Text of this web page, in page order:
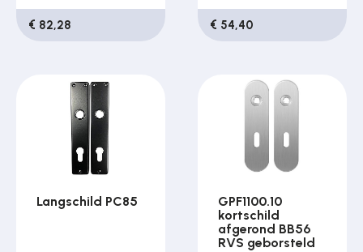
€ 82,28 € 54,40
Langschild PC85
GPF1100.10
kortschild
afgerond BB56
RVS geborsteld